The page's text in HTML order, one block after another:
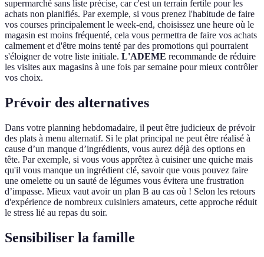
supermarché sans liste précise, car c'est un terrain fertile pour les
achats non planifiés. Par exemple, si vous prenez l'habitude de faire
vos courses principalement le week-end, choisissez une heure où le
magasin est moins fréquenté, cela vous permettra de faire vos achats
calmement et d'être moins tenté par des promotions qui pourraient
s'éloigner de votre liste initiale. L'ADEME recommande de réduire
les visites aux magasins à une fois par semaine pour mieux contrôler
vos choix.
Prévoir des alternatives
Dans votre planning hebdomadaire, il peut être judicieux de prévoir
des plats à menu alternatif. Si le plat principal ne peut être réalisé à
cause d’un manque d’ingrédients, vous aurez déjà des options en
tête. Par exemple, si vous vous apprêtez à cuisiner une quiche mais
qu'il vous manque un ingrédient clé, savoir que vous pouvez faire
une omelette ou un sauté de légumes vous évitera une frustration
d’impasse. Mieux vaut avoir un plan B au cas où ! Selon les retours
d'expérience de nombreux cuisiniers amateurs, cette approche réduit
le stress lié au repas du soir.
Sensibiliser la famille